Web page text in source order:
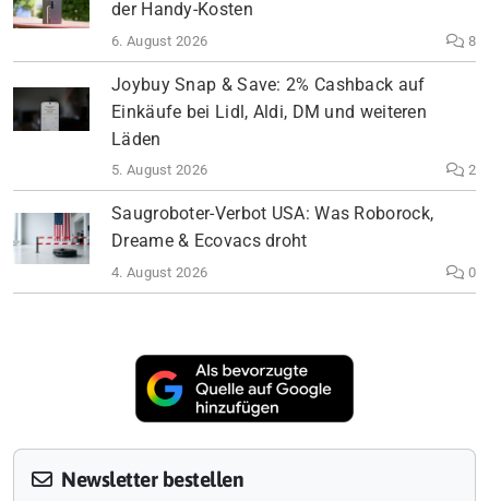
der Handy-Kosten
6. August 2026 8
Joybuy Snap & Save: 2% Cashback auf
Einkäufe bei Lidl, Aldi, DM und weiteren
Läden
5. August 2026 2
Saugroboter-Verbot USA: Was Roborock,
Dreame & Ecovacs droht
4. August 2026 0
Newsletter bestellen